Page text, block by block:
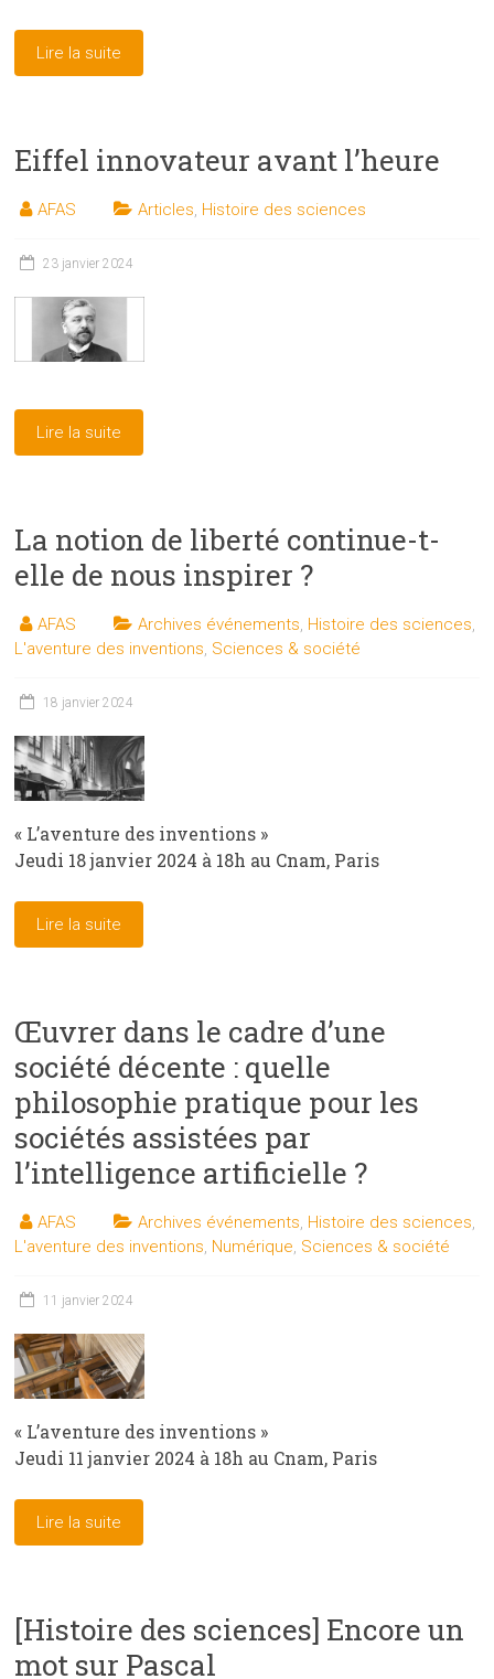
Lire la suite
Eiffel innovateur avant l’heure
AFAS Articles, Histoire des sciences
23 janvier 2024
Lire la suite
La notion de liberté continue-t-
elle de nous inspirer ?
AFAS Archives événements, Histoire des sciences,
L'aventure des inventions, Sciences & société
18 janvier 2024
« L’aventure des inventions »
Jeudi 18 janvier 2024 à 18h au Cnam, Paris
Lire la suite
Œuvrer dans le cadre d’une
société décente : quelle
philosophie pratique pour les
sociétés assistées par
l’intelligence artificielle ?
AFAS Archives événements, Histoire des sciences,
L'aventure des inventions, Numérique, Sciences & société
11 janvier 2024
« L’aventure des inventions »
Jeudi 11 janvier 2024 à 18h au Cnam, Paris
Lire la suite
[Histoire des sciences] Encore un
mot sur Pascal